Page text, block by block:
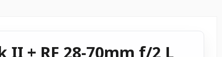
II + RF 28-70mm f/2 L